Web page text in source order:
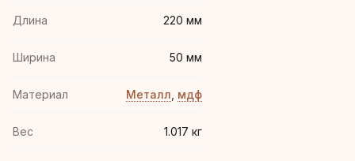
Длина 220 мм
Ширина 50 мм
Материал Металл мдф
Вес 1.017 кг